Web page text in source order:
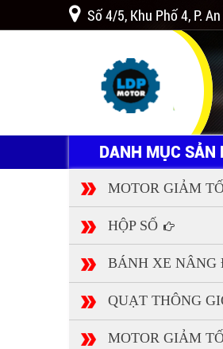
Số 4/5, Khu Phố 4, P.
DANH MỤC SẢN
MOTOR GIẢM
HỘP SỐ
BÁNH XE NÂNG
QUẠT THÔNG
MOTOR GIẢM